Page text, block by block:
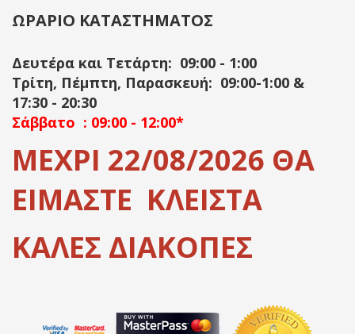
ΩΡΑΡΙΟ ΚΑΤΑΣΤΗΜΑΤΟΣ
Δευτέρα και Τετάρτη: 09:00 - 1:00
Τρίτη, Πέμπτη, Παρασκευή: 09:00-1:00 &
17:30 - 20:30
Σάββατο : 09:00 - 12:00*
ΜΕΧΡΙ 22/08/2026 ΘΑ
ΕΙΜΑΣΤΕ ΚΛΕΙΣΤΑ
ΚΑΛΕΣ ΔΙΑΚΟΠΕΣ